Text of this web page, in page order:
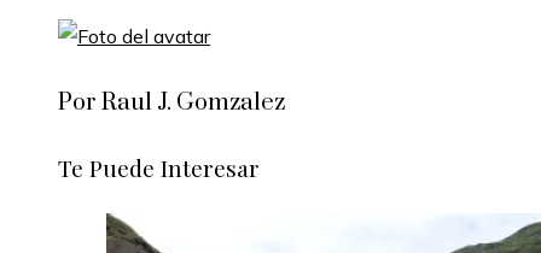
Por Raul J. Gomzalez
Te Puede Interesar